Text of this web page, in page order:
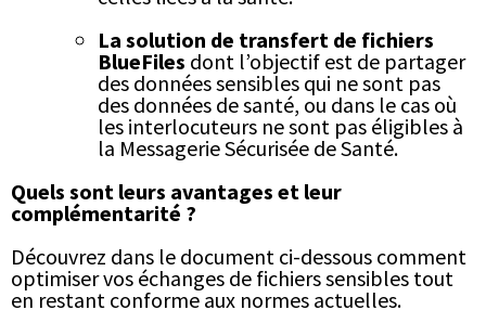
La solution de transfert de fichiers
BlueFiles dont l’objectif est de partager
des données sensibles qui ne sont pas
des données de santé, ou dans le cas où
les interlocuteurs ne sont pas éligibles à
la Messagerie Sécurisée de Santé.
Quels sont leurs avantages et leur
complémentarité ?
Découvrez dans le document ci-dessous comment
optimiser vos échanges de fichiers sensibles tout
en restant conforme aux normes actuelles.